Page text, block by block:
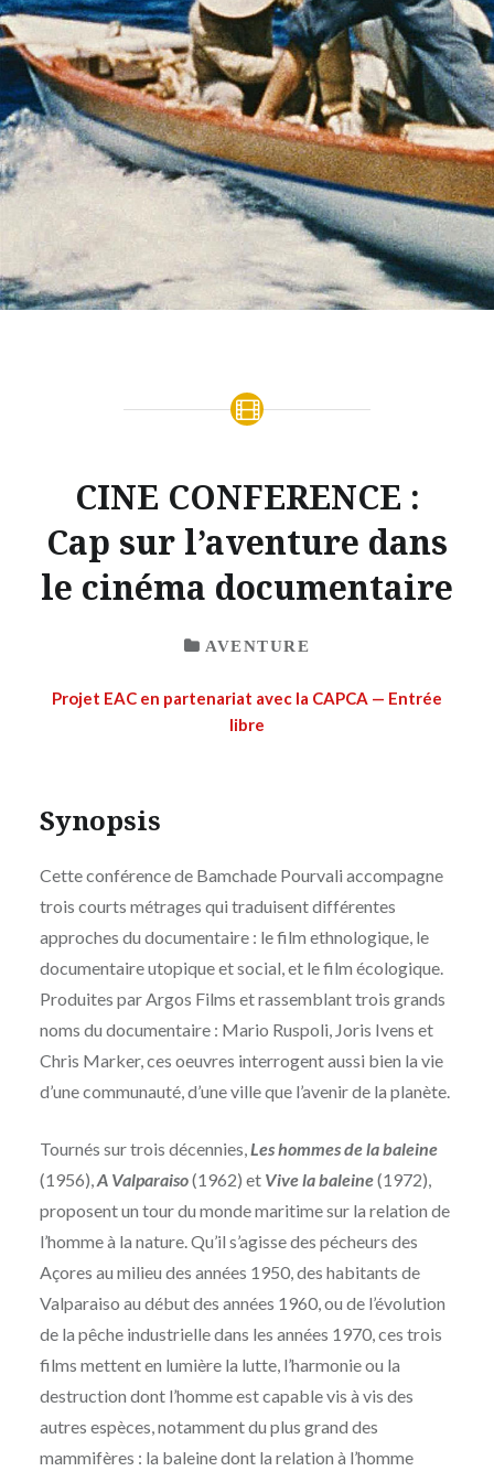
CINE CONFERENCE :
Cap sur l’aventure dans
le cinéma documentaire
AVENTURE
Projet EAC en partenariat avec la CAPCA — Entrée
libre
Synopsis
Cette conférence de Bamchade Pourvali accompagne
trois courts métrages qui traduisent différentes
approches du documentaire : le film ethnologique, le
documentaire utopique et social, et le film écologique.
Produites par Argos Films et rassemblant trois grands
noms du documentaire : Mario Ruspoli, Joris Ivens et
Chris Marker, ces oeuvres interrogent aussi bien la vie
d’une communauté, d’une ville que l’avenir de la planète.
Tournés sur trois décennies,Les hommes de la baleine
(1956),A Valparaiso(1962) et Vive la baleine(1972),
proposent un tour du monde maritime sur la relation de
l’homme à la nature. Qu’il s’agisse des pécheurs des
Açores au milieu des années 1950, des habitants de
Valparaiso au début des années 1960, ou de l’évolution
de la pêche industrielle dans les années 1970, ces trois
films mettent en lumière la lutte, l’harmonie ou la
destruction dont l’homme est capable vis à vis des
autres espèces, notamment du plus grand des
mammifères : la baleine dont la relation à l’homme